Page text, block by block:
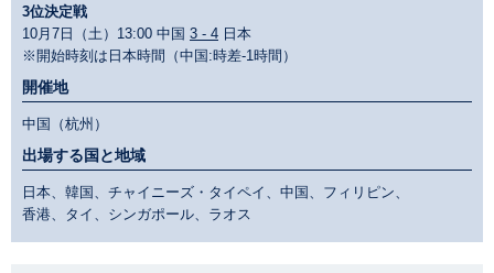
3位決定戦
10月7日（土）13:00 中国 3 - 4 日本
※開始時刻は日本時間（中国:時差-1時間）
開催地
中国（杭州）
出場する国と地域
日本、韓国、チャイニーズ・タイペイ、中国、フィリピン、
香港、タイ、シンガポール、ラオス